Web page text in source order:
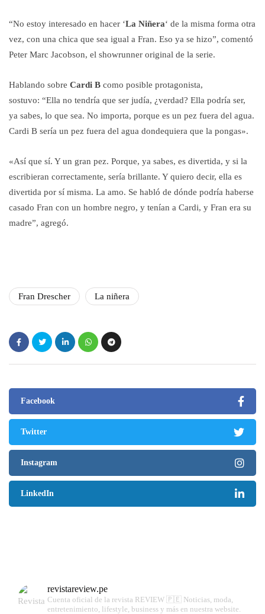
“No estoy interesado en hacer ‘La Niñera‘ de la misma forma otra
vez, con una chica que sea igual a Fran. Eso ya se hizo”, comentó
Peter Marc Jacobson, el showrunner original de la serie.
Hablando sobre Cardi B como posible protagonista,
sostuvo: “Ella no tendría que ser judía, ¿verdad? Ella podría ser,
ya sabes, lo que sea. No importa, porque es un pez fuera del agua.
Cardi B sería un pez fuera del agua dondequiera que la pongas».
«Así que sí. Y un gran pez. Porque, ya sabes, es divertida, y si la
escribieran correctamente, sería brillante. Y quiero decir, ella es
divertida por sí misma. La amo. Se habló de dónde podría haberse
casado Fran con un hombre negro, y tenían a Cardi, y Fran era su
madre”, agregó.
Fran Drescher La niñera
Facebook
Twitter
Instagram
LinkedIn
revistareview.pe
Cuenta oficial de la revista REVIEW 🇵🇪 Noticias, moda,
entretenimiento, lifestyle, business y más en nuestra website.